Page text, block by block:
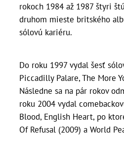
rokoch 1984 až 1987 štyri
druhom mieste britského
sólovú kariéru.
Do roku 1997 vydal šesť
Piccadilly Palare, The More
Následne sa na pár rokov
roku 2004 vydal
Blood, English Heart, po
Of Refusal (2009) a World